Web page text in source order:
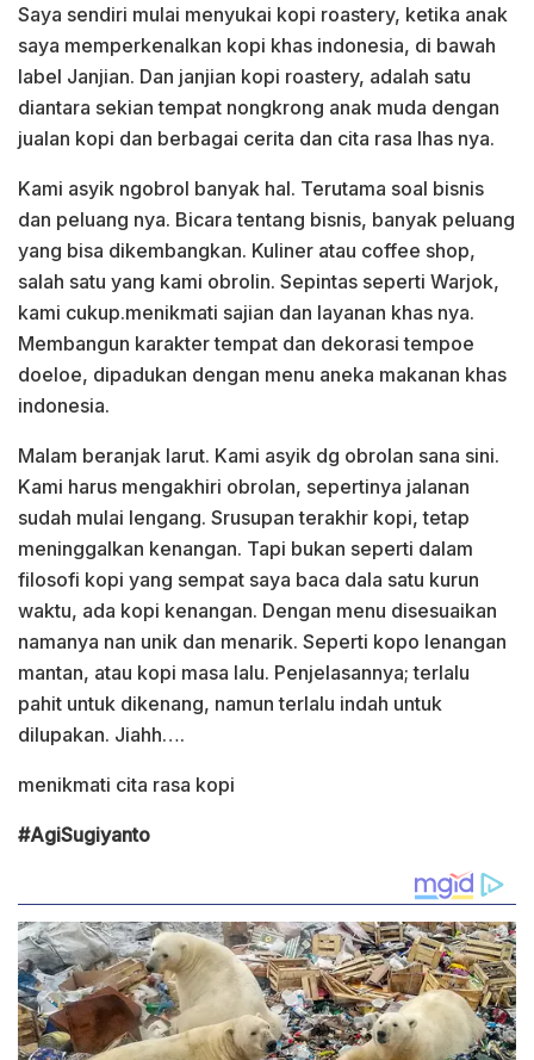
Saya sendiri mulai menyukai kopi roastery, ketika anak
saya memperkenalkan kopi khas indonesia, di bawah
label Janjian. Dan janjian kopi roastery, adalah satu
diantara sekian tempat nongkrong anak muda dengan
jualan kopi dan berbagai cerita dan cita rasa lhas nya.
Kami asyik ngobrol banyak hal. Terutama soal bisnis
dan peluang nya. Bicara tentang bisnis, banyak peluang
yang bisa dikembangkan. Kuliner atau coffee shop,
salah satu yang kami obrolin. Sepintas seperti Warjok,
kami cukup.menikmati sajian dan layanan khas nya.
Membangun karakter tempat dan dekorasi tempoe
doeloe, dipadukan dengan menu aneka makanan khas
indonesia.
Malam beranjak larut. Kami asyik dg obrolan sana sini.
Kami harus mengakhiri obrolan, sepertinya jalanan
sudah mulai lengang. Srusupan terakhir kopi, tetap
meninggalkan kenangan. Tapi bukan seperti dalam
filosofi kopi yang sempat saya baca dala satu kurun
waktu, ada kopi kenangan. Dengan menu disesuaikan
namanya nan unik dan menarik. Seperti kopo lenangan
mantan, atau kopi masa lalu. Penjelasannya; terlalu
pahit untuk dikenang, namun terlalu indah untuk
dilupakan. Jiahh….
menikmati cita rasa kopi
#AgiSugiyanto